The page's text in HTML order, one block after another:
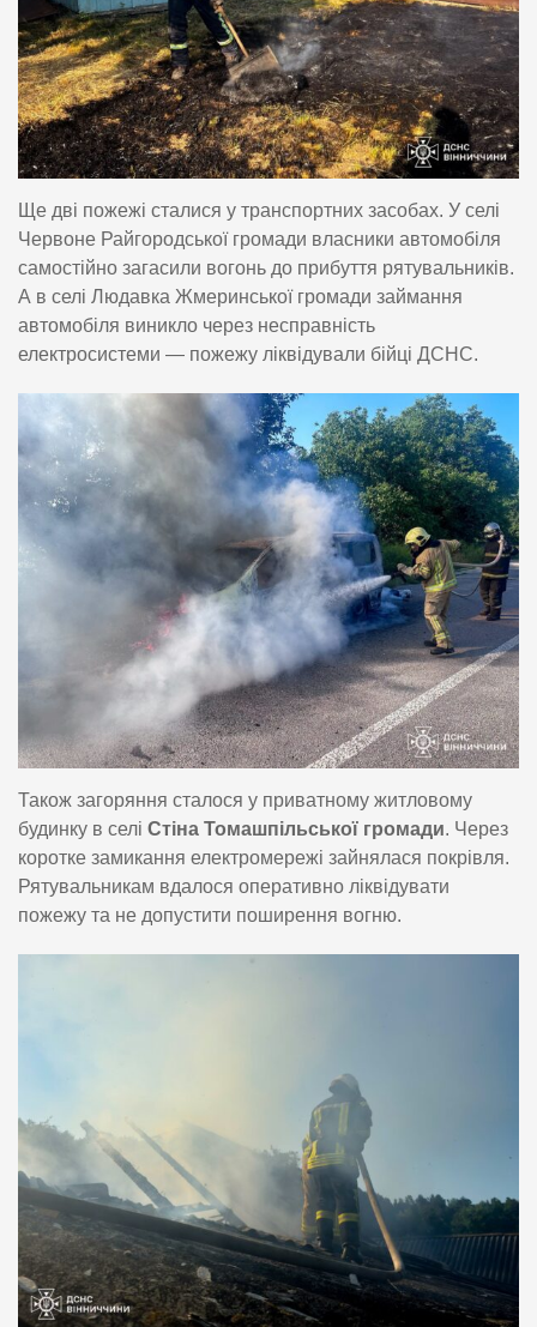
Ще дві пожежі сталися у транспортних засобах. У селі
Червоне Райгородської громади власники автомобіля
самостійно загасили вогонь до прибуття рятувальників.
А в селі Людавка Жмеринської громади займання
автомобіля виникло через несправність
електросистеми — пожежу ліквідували бійці ДСНС.
Також загоряння сталося у приватному житловому
будинку в селі Стіна Томашпільської громади. Через
коротке замикання електромережі зайнялася покрівля.
Рятувальникам вдалося оперативно ліквідувати
пожежу та не допустити поширення вогню.